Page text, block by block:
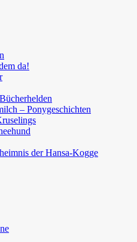
da!
– Ponygeschichten
der Hansa-Kogge